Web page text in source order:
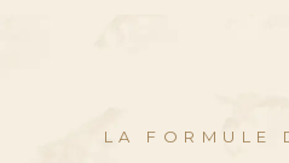
LA FORMULE